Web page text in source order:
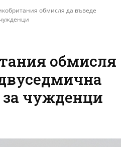
обмисля да въведе
обмисля
чужденци